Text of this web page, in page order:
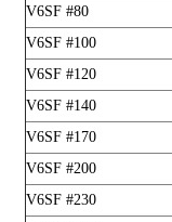
V6SF #80
V6SF #100
V6SF #120
V6SF #140
V6SF #170
V6SF #200
V6SF #230